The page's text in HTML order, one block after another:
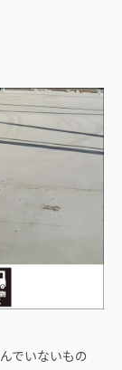
でいないもの